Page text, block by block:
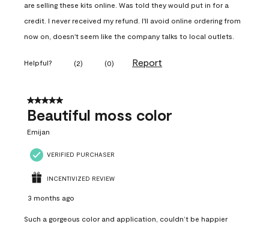
are selling these kits online. Was told they would put in for a
credit. I never received my refund. I'll avoid online ordering from
now on, doesn't seem like the company talks to local outlets.
Helpful? (2) (0) Report
5 out of 5 stars.
Beautiful moss color
Emijan
VERIFIED PURCHASER
INCENTIVIZED REVIEW
3 months ago
Such a gorgeous color and application, couldn’t be happier